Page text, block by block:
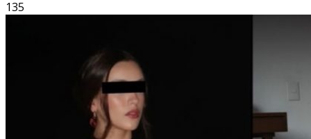
135